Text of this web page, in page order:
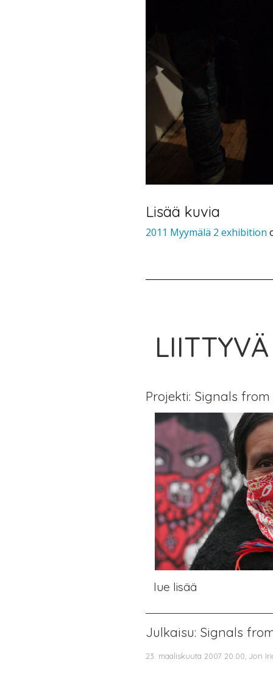
Lisää kuvia
2011 Myymälä 2 exhibition
Projekti: Signals
lue lisää
Julkaisu: Signals
23. maaliskuuta 2007 20.00, Jon